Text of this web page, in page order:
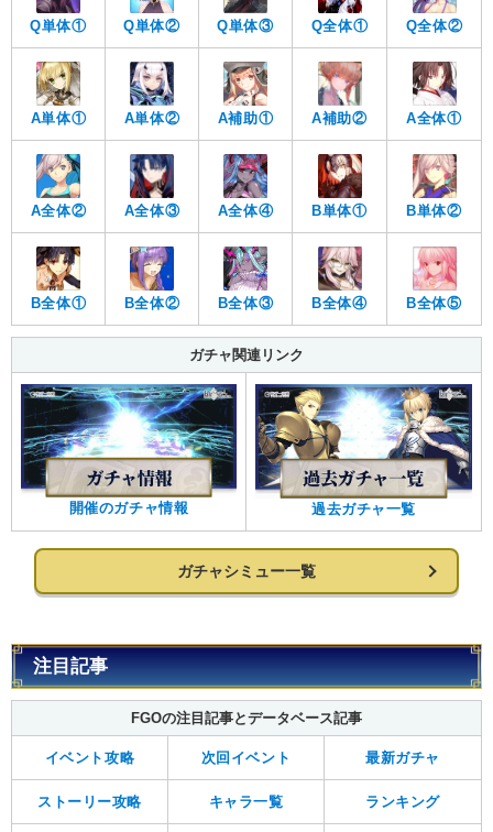
Q単体① Q単体② Q単体③ Q全体① Q全体②
A単体① A単体② A補助① A補助② A全体①
A全体② A全体③ A全体④ B単体① B単体②
B全体① B全体② B全体③ B全体④ B全体⑤
ガチャ関連リンク
開催のガチャ情報 過去ガチャ一覧
ガチャシミュー一覧
注目記事
FGOの注目記事とデータベース記事
イベント攻略 次回イベント 最新ガチャ
ストーリー攻略 キャラ一覧 ランキング